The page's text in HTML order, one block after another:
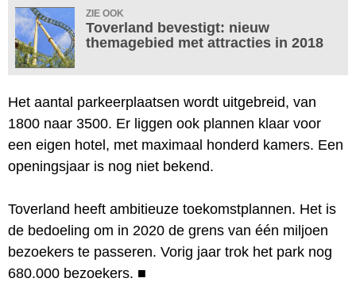
ZIE OOK
Toverland bevestigt: nieuw
themagebied met attracties in 2018
Het aantal parkeerplaatsen wordt uitgebreid, van
1800 naar 3500. Er liggen ook plannen klaar voor
een eigen hotel, met maximaal honderd kamers. Een
openingsjaar is nog niet bekend.
Toverland heeft ambitieuze toekomstplannen. Het is
de bedoeling om in 2020 de grens van één miljoen
bezoekers te passeren. Vorig jaar trok het park nog
680.000 bezoekers. ■